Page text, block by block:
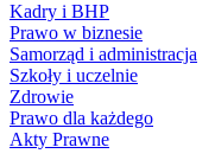
Kadry i BHP
Prawo w biznesie
Samorząd i administracja
Szkoły i uczelnie
Zdrowie
Prawo dla każdego
Akty Prawne